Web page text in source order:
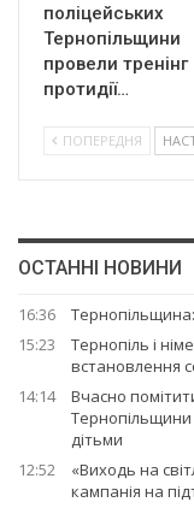
поліцейських
Тернопільщини
провели тренінг
протидії…
ПОПЕРЕДНЯ
ОСТАННІ НОВИНИ
16:36
15:23
Тернопіль і
встановлення
14:14
Вчасно
Тернопільщини
дітьми
12:52
«Виходь на
кампанія на